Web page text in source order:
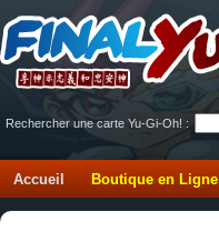
Rechercher une carte Yu-Gi-Oh! :
Accueil Boutique en Ligne